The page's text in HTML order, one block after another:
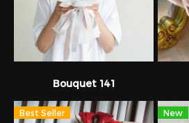
Bouquet 141
Best Seller New